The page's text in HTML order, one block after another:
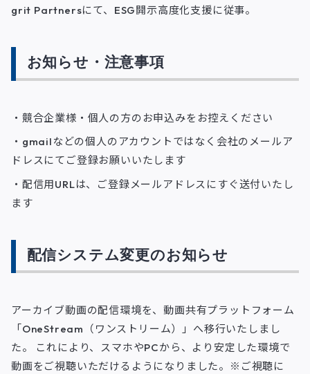
grit Partnersにて、ESG開示高度化支援に従事。
お知らせ・注意事項
・競合企業様・個人の方のお申込みをお控えください
・gmailなどの個人のアカウントではなく会社のメールア
ドレスにてご登録お願いいたします
・配信用URLは、ご登録メールアドレスにすぐ送付いたし
ます
配信システム変更のお知らせ
アーカイブ動画の配信環境を、動画共有プラットフォーム
「OneStream（ワンストリーム）」へ移行いたしまし
た。 これにより、スマホやPCから、より安定した環境で
動画をご視聴いただけるようになりました。※ご視聴に